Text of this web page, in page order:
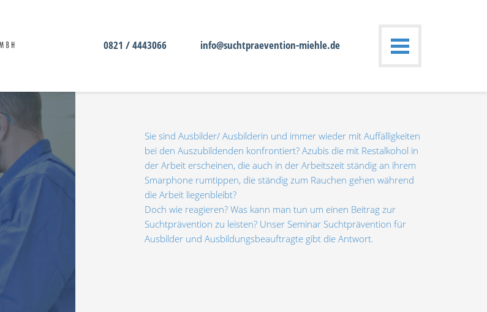
0821 / 4443066 info@suchtpraevention-miehle.de
Sie sind Ausbilder/ Ausbilderin und immer wieder mit Auffälligkeiten
bei den Auszubildenden konfrontiert? Azubis die mit Restalkohol in
der Arbeit erscheinen, die auch in der Arbeitszeit ständig an ihrem
Smarphone rumtippen, die ständig zum Rauchen gehen während
die Arbeit liegenbleibt?
Doch wie reagieren? Was kann man tun um einen Beitrag zur
Suchtprävention zu leisten? Unser Seminar Suchtprävention für
Ausbilder und Ausbildungsbeauftragte gibt die Antwort.